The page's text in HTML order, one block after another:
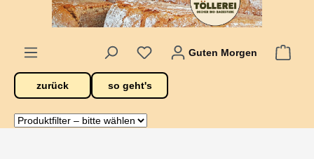
Guten Morgen
zurück so geht's